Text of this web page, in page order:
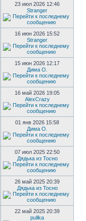
23 июл 2026 12:46
Stranger
16 июн 2026 15:52
Stranger
15 июн 2026 12:17
Дима О.
16 май 2026 19:05
AlexCrazy
01 янв 2026 15:58
Дима О.
07 июл 2025 22:50
Дядька из Тосно
26 май 2025 20:39
Дядька из Тосно
22 май 2025 20:39
pullka